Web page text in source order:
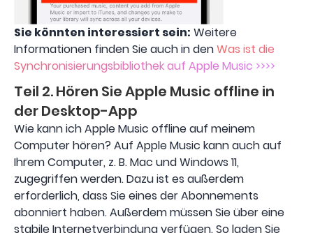
Sie könnten interessiert sein: Weitere
Informationen finden Sie auch in denWas ist die
Synchronisierungsbibliothek auf Apple Music >>>>
Teil 2. Hören Sie Apple Music offline in
der Desktop-App
Wie kann ich Apple Music offline auf meinem
Computer hören? Auf Apple Music kann auch auf
Ihrem Computer, z. B. Mac und Windows 11,
zugegriffen werden. Dazu ist es außerdem
erforderlich, dass Sie eines der Abonnements
abonniert haben. Außerdem müssen Sie über eine
stabile Internetverbindung verfügen. So laden Sie